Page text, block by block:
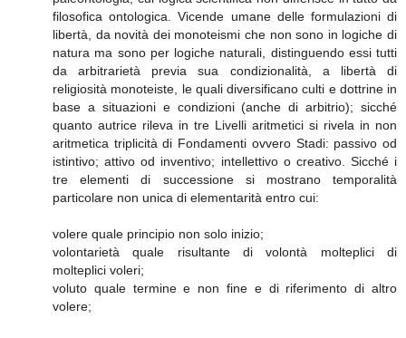
filosofica ontologica. Vicende umane delle formulazioni di
libertà, da novità dei monoteismi che non sono in logiche di
natura ma sono per logiche naturali, distinguendo essi tutti
da arbitrarietà previa sua condizionalità, a libertà di
religiosità monoteiste, le quali diversificano culti e dottrine in
base a situazioni e condizioni (anche di arbitrio); sicché
quanto autrice rileva in tre Livelli aritmetici si rivela in non
aritmetica triplicità di Fondamenti ovvero Stadi: passivo od
istintivo; attivo od inventivo; intellettivo o creativo. Sicché i
tre elementi di successione si mostrano temporalità
particolare non unica di elementarità entro cui:
volere quale principio non solo inizio;
volontarietà quale risultante di volontà molteplici di
molteplici voleri;
voluto quale termine e non fine e di riferimento di altro
volere;